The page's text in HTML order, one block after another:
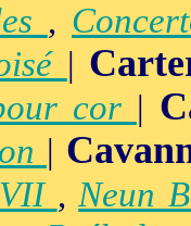
,
|
cor |
|
,Neun